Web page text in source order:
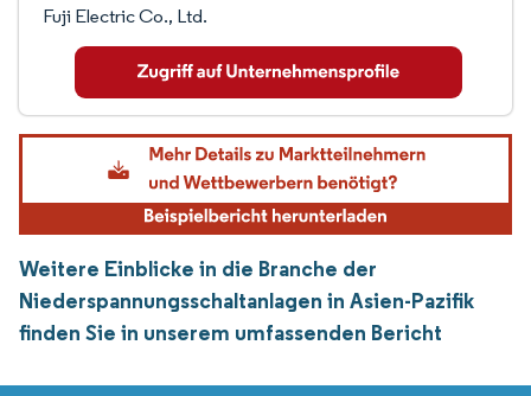
Fuji Electric Co., Ltd.
Weitere Einblicke in die Branche der
Niederspannungsschaltanlagen in Asien-Pazifik
finden Sie in unserem umfassenden Bericht